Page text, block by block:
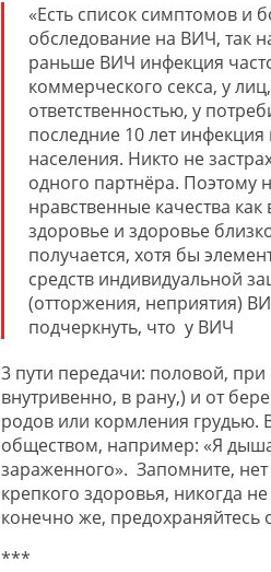
«Есть список симптомов и
обследование на ВИЧ, так
раньше ВИЧ инфекция
коммерческого секса, у
ответственностью, у
последние 10 лет
населения. Никто не
одного партнёра. Поэтому
нравственные качества как
здоровье и здоровье
получается, хотя бы
средств индивидуальной
(отторжения, неприятия) ВИ
подчеркнуть, что у ВИЧ
3 пути передачи: половой,
внутривенно, в рану,) и от
родов или кормления грудью.
обществом, например: «Я
зараженного». Запомните, н
крепкого здоровья, никогда
конечно же, предохраняйтесь
***